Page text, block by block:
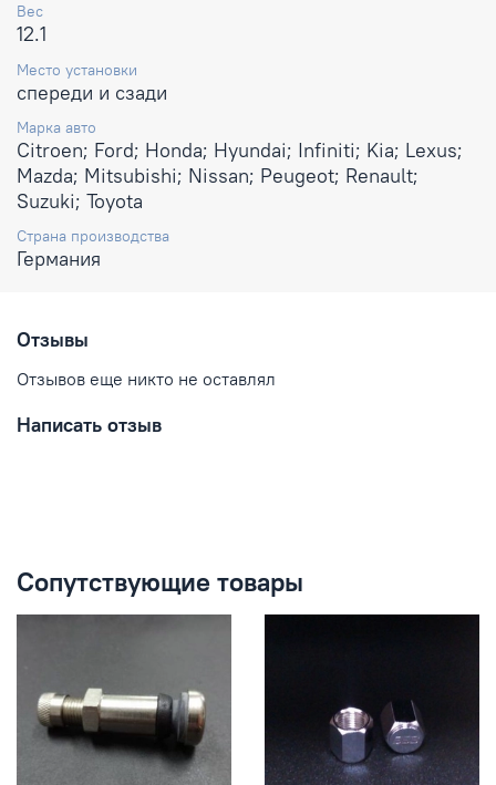
Вес
12.1
Место установки
спереди и сзади
Марка авто
Citroen; Ford; Honda; Hyundai; Infiniti; Kia; Lexus;
Mazda; Mitsubishi; Nissan; Peugeot; Renault;
Suzuki; Toyota
Страна производства
Германия
Отзывы
Отзывов еще никто не оставлял
Написать отзыв
Сопутствующие товары